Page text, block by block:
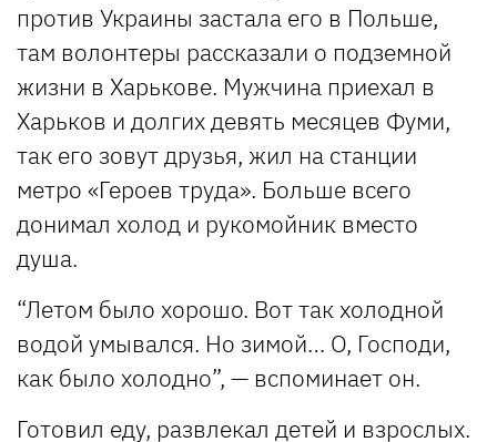
против Украины застала его в Польше,
там волонтеры рассказали о подземной
жизни в Харькове. Мужчина приехал в
Харьков и долгих девять месяцев Фуми,
так его зовут друзья, жил на станции
метро «Героев труда». Больше всего
донимал холод и рукомойник вместо
душа.
“Летом было хорошо. Вот так холодной
водой умывался. Но зимой… О, Господи,
как было холодно”, — вспоминает он.
Готовил еду, развлекал детей и взрослых.